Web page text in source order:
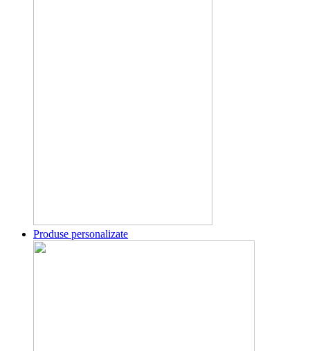
Produse personalizate